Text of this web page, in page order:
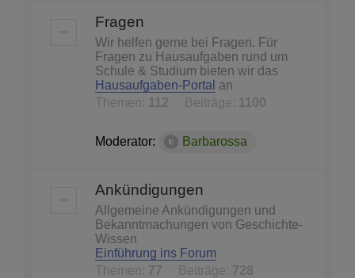
Fragen
Wir helfen gerne bei Fragen. Für
Fragen zu Hausaufgaben rund um
Schule & Studium bieten wir das
Hausaufgaben-Portal an
Themen:
112 Beiträge: 1100
Moderator: Barbarossa
Ankündigungen
Allgemeine Ankündigungen und
Bekanntmachungen von Geschichte-
Wissen
Einführung ins Forum
Themen: 77 Beiträge: 728